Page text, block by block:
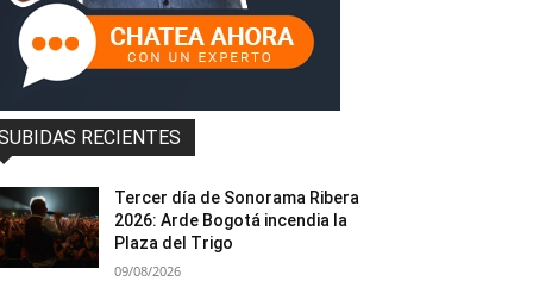
RECIENTES
Tercer día de Sonorama Ribera
2026: Arde Bogotá incendia la
Plaza del Trigo
09/08/2026